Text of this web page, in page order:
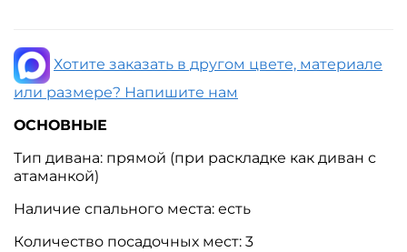
Хотите заказать в другом цвете, материале
или размере? Напишите нам
ОСНОВНЫЕ
Тип дивана: прямой (при раскладке как диван с
атаманкой)
Наличие спального места: есть
Количество посадочных мест: 3